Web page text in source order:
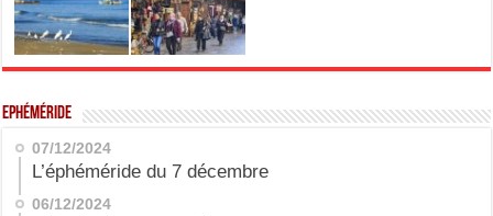
Ephéméride
07/12/2024
L’éphéméride du 7 décembre
06/12/2024